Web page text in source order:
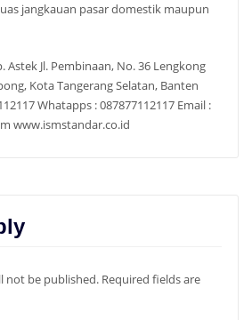
jangkauan pasar domestik maupun
Astek Jl. Pembinaan, No. 36 Lengkong
Kota Tangerang Selatan, Banten
Whatapps : 087877112117 Email :
www.ismstandar.co.id
not be published. Required fields are